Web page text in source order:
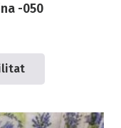
-050